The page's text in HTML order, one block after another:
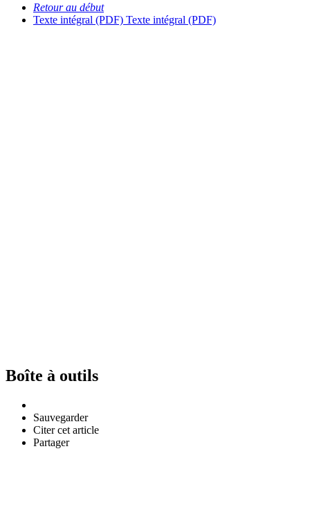
Retour au début
Texte intégral (PDF) Texte intégral (PDF)
Boîte à outils
Sauvegarder
Citer cet article
Partager